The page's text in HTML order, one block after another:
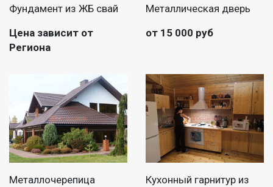
Фундамент из ЖБ свай
Цена зависит от
Региона
Металлическая дверь
от 15 000 руб
Металлочерепица
Кухонный гарнитур из